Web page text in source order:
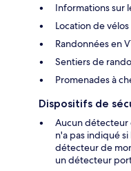
Informations sur
Location de
Randonnées en
Sentiers de
Promenades à
Dispositifs de
Aucun détecteur
n'a pas indiqué
détecteur de
un détecteur